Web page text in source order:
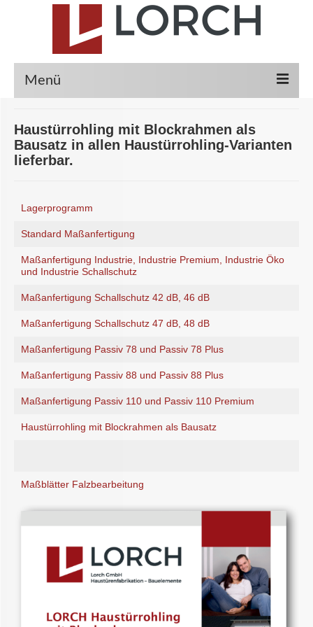
Menü
Lagerprogramm
Maßanfertigung Industrie
Maßanfertigung Schallschutz 42 dB, 46 dB
Maßanfertigung Schallschutz 47 dB, 48 dB
Maßanfertigung Passiv 88 und Passiv 88 Plus
Maßanfertigung Passiv 110 und Passiv 110
in allen Haustürrohling-Varianten lieferbar.
Holzaluminiumhaustüren
Modell HA GTB 30 Griffgarnitur ZAE 753
Modell HA GTB 50 Weiß Griffgarnitur ZAE
Modell HA GTB 50 Grau Griffgarnitur ZAE
Haustürrohling mit Blockrahmen als
Bausatz in allen Haustürrohling-Varianten
lieferbar.
Lagerprogramm
Standard Maßanfertigung
Maßanfertigung Industrie, Industrie Premium, Industrie Öko
und Industrie Schallschutz
Maßanfertigung Schallschutz 42 dB, 46 dB
Maßanfertigung Schallschutz 47 dB, 48 dB
Maßanfertigung Passiv 78 und Passiv 78 Plus
Maßanfertigung Passiv 88 und Passiv 88 Plus
Maßanfertigung Passiv 110 und Passiv 110 Premium
Haustürrohling mit Blockrahmen als Bausatz
Maßblätter Falzbearbeitung